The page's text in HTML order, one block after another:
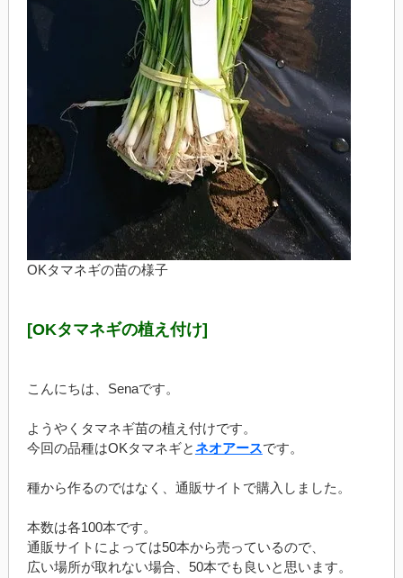
OKタマネギの苗の様子
[OKタマネギの植え付け]
こんにちは、Senaです。
ようやくタマネギ苗の植え付けです。
今回の品種はOKタマネギとネオアースです。
種から作るのではなく、通販サイトで購入しました。
本数は各100本です。
通販サイトによっては50本から売っているので、
広い場所が取れない場合、50本でも良いと思います。